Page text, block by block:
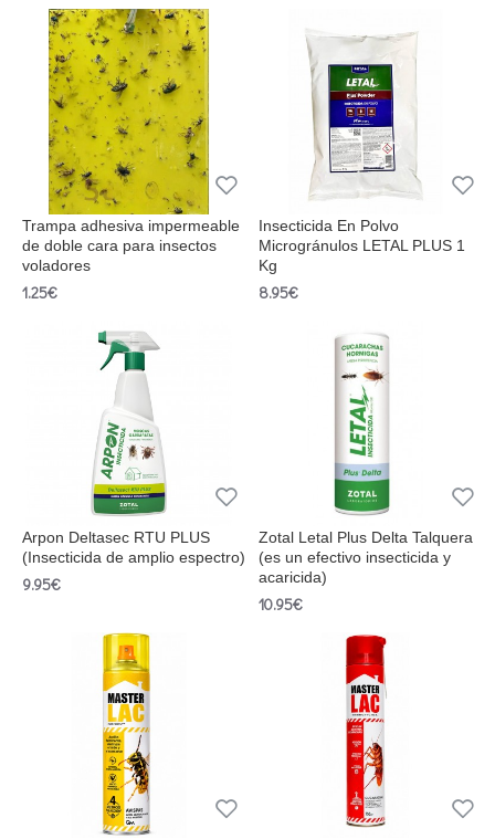
Trampa adhesiva impermeable
de doble cara para insectos
voladores
1.25€
Insecticida En Polvo
Microgránulos LETAL PLUS 1
Kg
8.95€
Arpon Deltasec RTU PLUS
(Insecticida de amplio espectro)
9.95€
Zotal Letal Plus Delta Talquera
(es un efectivo insecticida y
acaricida)
10.95€